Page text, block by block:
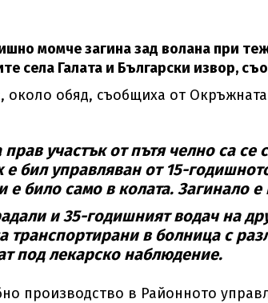
момче загина зад волана при
села Галата и Български извор,
около обяд, съобщиха от
участък от пътя челно са се
е бил управляван от 15-
е било само в колата. Загинало е
и 35-годишният водач на
транспортирани в болница с
под лекарско наблюдение.
производство в Районното